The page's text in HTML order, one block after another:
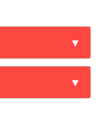
▼
▼